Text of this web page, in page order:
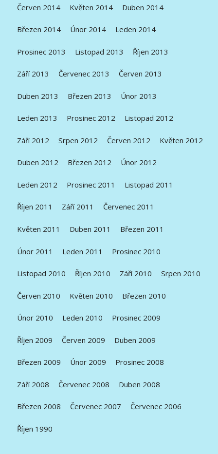
Červen 2014 Květen 2014 Duben 2014
Březen 2014 Únor 2014 Leden 2014
Prosinec 2013 Listopad 2013 Říjen 2013
Září 2013 Červenec 2013 Červen 2013
Duben 2013 Březen 2013 Únor 2013
Leden 2013 Prosinec 2012 Listopad 2012
Září 2012 Srpen 2012 Červen 2012 Květen 2012
Duben 2012 Březen 2012 Únor 2012
Leden 2012 Prosinec 2011 Listopad 2011
Říjen 2011 Září 2011 Červenec 2011
Květen 2011 Duben 2011 Březen 2011
Únor 2011 Leden 2011 Prosinec 2010
Listopad 2010 Říjen 2010 Září 2010 Srpen 2010
Červen 2010 Květen 2010 Březen 2010
Únor 2010 Leden 2010 Prosinec 2009
Říjen 2009 Červen 2009 Duben 2009
Březen 2009 Únor 2009 Prosinec 2008
Září 2008 Červenec 2008 Duben 2008
Březen 2008 Červenec 2007 Červenec 2006
Říjen 1990